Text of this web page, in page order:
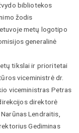
bibliotekos
žodis
metų logotipo
generalinė
tikslai ir prioritetai
viceministrė dr.
viceministras Petras
direktorė
Lendraitis,
Gediminas